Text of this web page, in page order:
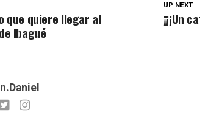
UP NEXT
¡¡¡Un
que quiere llegar al
Ibagué